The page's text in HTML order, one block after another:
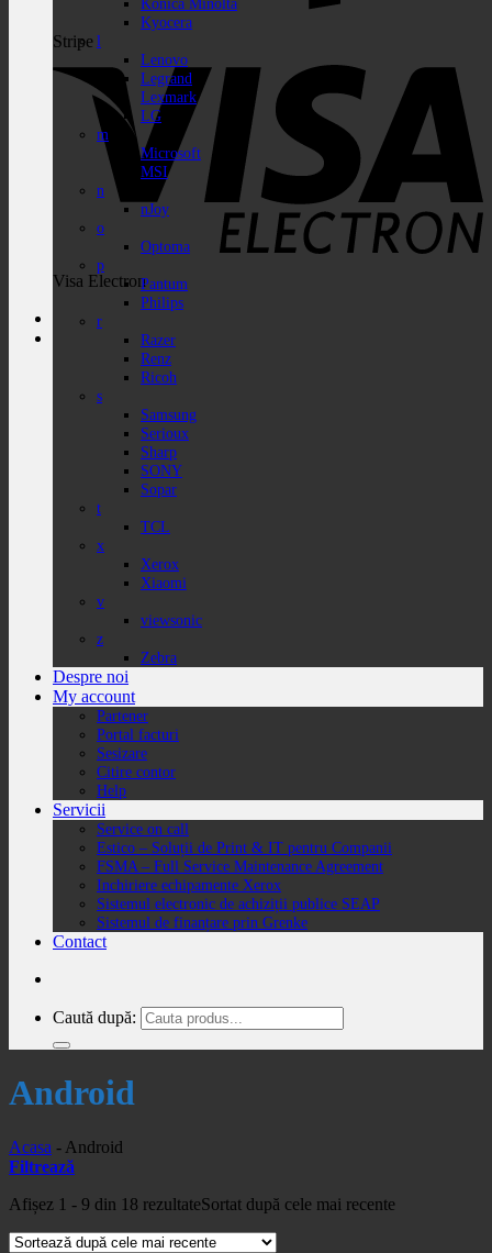
Stripe
Visa Electron
Kyocera
l
Lenovo
Legrand
Lexmark
LG
m
Microsoft
MSI
n
nJoy
o
Optoma
p
Pantum
Philips
r
Razer
Renz
Ricoh
s
Samsung
Serioux
Sharp
SONY
Sopar
t
TCL
x
Xerox
Xiaomi
v
viewsonic
z
Zebra
Despre noi
My account
Partener
Portal facturi
Sesizare
Citire contor
Help
Servicii
Service on call
Estico – Soluții de Print & IT pentru Companii
FSMA – Full Service Maintenance Agreement
Inchiriere echipamente Xerox
Sistemul electronic de achiziții publice SEAP
Sistemul de finanțare prin Grenke
Contact
Caută după:
Android
Acasa - Android
Filtrează
Afișez 1 - 9 din 18 rezultateSortat după cele mai recente